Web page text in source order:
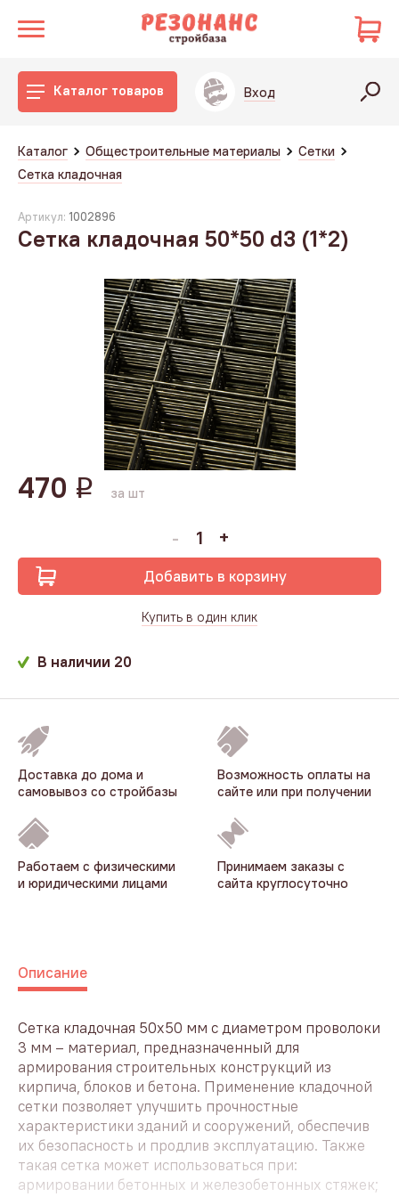
Каталог товаров Вход
Каталог Общестроительные материалы
Сетки
Сетка кладочная
Артикул: 1002896
Сетка кладочная 50*50 d3 (1*2)
470 q за шт
Добавить в корзину
Купить в один клик
В наличии 20
Доставка до дома и
самовывоз со стройбазы
Возможность оплаты на
сайте или при получении
Работаем с физическими
и юридическими лицами
Принимаем заказы с
сайта круглосуточно
Описание
Сетка кладочная 50x50 мм с диаметром проволоки
3 мм – материал, предназначенный для
армирования строительных конструкций из
кирпича, блоков и бетона. Применение кладочной
сетки позволяет улучшить прочностные
характеристики зданий и сооружений, обеспечив
их безопасность и продлив эксплуатацию. Также
такая сетка может использоваться при:
армировании бетонных и железобетонных стяжек;